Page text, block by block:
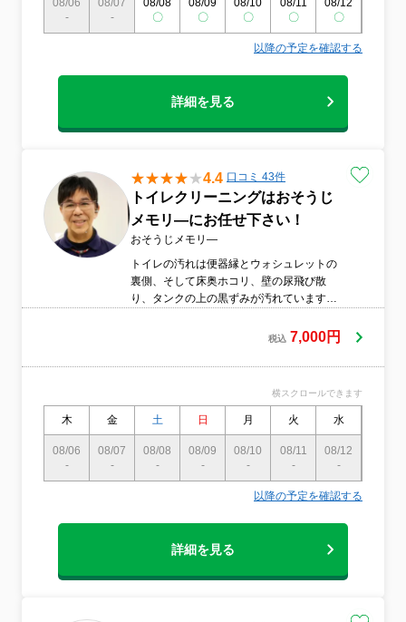
08/06
-
08/07
-
08/08
〇
08/09
〇
08/10
〇
08/11
〇
08/12
〇
以降の予定を確認する
詳細を見る
4.4 口コミ 43件
トイレクリーニングはおそうじ
メモリ―にお任せ下さい！
おそうじメモリ―
トイレの汚れは便器縁とウォシュレットの
裏側、そして床奥ホコリ、壁の尿飛び散
り、タンクの上の黒ずみが汚れています。
にクリーニングしてまいります。ドアの取
税込 7,000円
横スクロールできます
木 金 土 日 月 火 水
08/06
-
08/07
-
08/08
-
08/09
-
08/10
-
08/11
-
08/12
-
以降の予定を確認する
詳細を見る